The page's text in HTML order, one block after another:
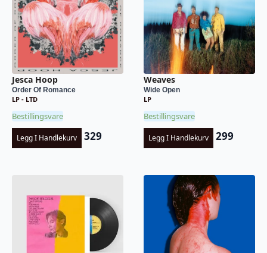
Jesca Hoop
Order Of Romance
LP - LTD
Bestillingsvare
Legg I Handlekurv 329
Weaves
Wide Open
LP
Bestillingsvare
Legg I Handlekurv 299